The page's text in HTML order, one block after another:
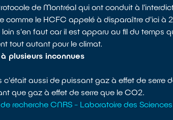
de Montréal qui ont conduit à
comme le HCFC appelé à disparaître d'ici à
s'en faut car il est apparu au fil du temps
tout autant pour le climat.
plusieurs inconnues
aussi de puissant gaz à effet de serre
que gaz à effet de serre que le CO2.
recherche CNRS - Laboratoire des